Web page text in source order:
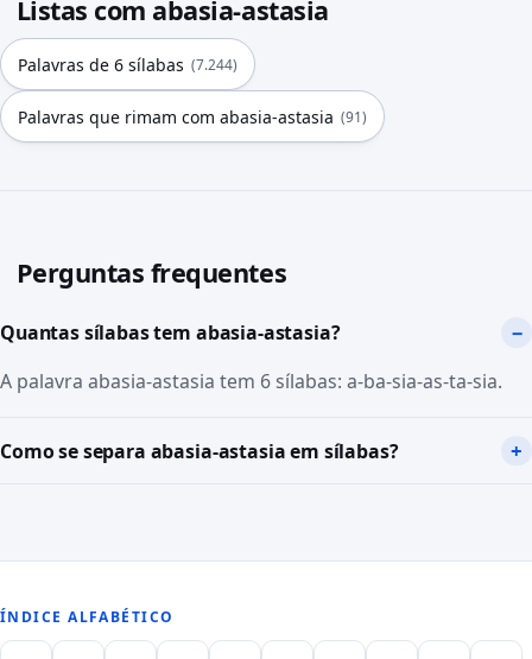
Listas com abasia-astasia
Palavras de 6 sílabas (7.244)
Palavras que rimam com abasia-astasia (91)
Perguntas frequentes
Quantas sílabas tem abasia-astasia?
A palavra abasia-astasia tem 6 sílabas: a-ba-sia-as-ta-sia.
Como se separa abasia-astasia em sílabas?
ÍNDICE ALFABÉTICO